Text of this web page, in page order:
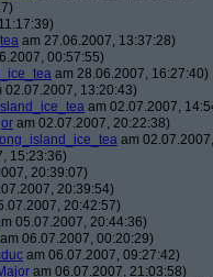
am 27.06.2007, 13:37:28)
00:57:55)
am 28.06.2007, 16:27:40)
02.07.2007, 13:20:43)
am 02.07.2007,
am 02.07.2007, 20:22:38)
long_island_ice_tea am
15:23:36)
20:39:07)
20:39:54)
20:42:57)
05.07.2007, 20:44:36)
am 06.07.2007, 00:20:29)
am 06.07.2007, 09:27:42)
am 06.07.2007, 21:03:58)